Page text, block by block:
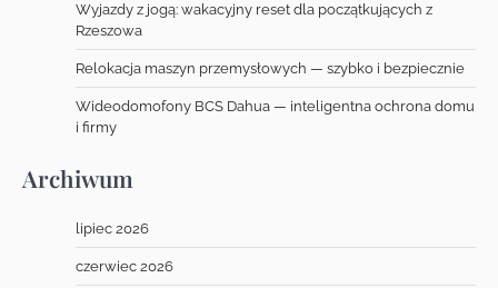
Wyjazdy z jogą: wakacyjny reset dla początkujących z
Rzeszowa
Relokacja maszyn przemysłowych — szybko i bezpiecznie
Wideodomofony BCS Dahua — inteligentna ochrona domu
i firmy
Archiwum
lipiec 2026
czerwiec 2026